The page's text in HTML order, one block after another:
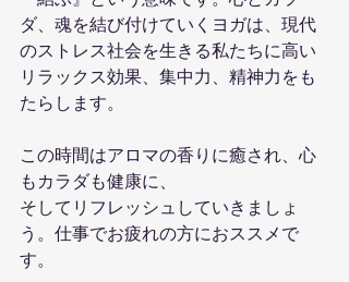
ダ、魂を結び付けていくヨガは、現代
のストレス社会を生きる私たちに高い
リラックス効果、集中力、精神力をも
たらします。
この時間はアロマの香りに癒され、心
もカラダも健康に、
そしてリフレッシュしていきましょ
う。仕事でお疲れの方におススメで
す。